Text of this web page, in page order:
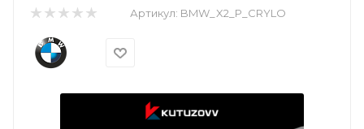
Артикул: BMW_X2_P_CRYLO